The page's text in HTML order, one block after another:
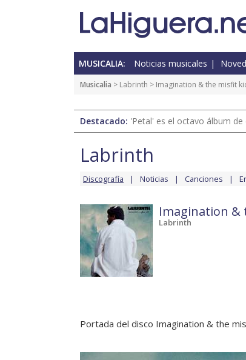
MUSICALIA: Noticias musicales
Musicalia > Labrinth > Imagination & the misfit
Destacado: 'Petal' es el octavo álbum
Labrinth
Discografía Noticias Canciones
Imagination &
Labrinth
Portada del disco Imagination & the